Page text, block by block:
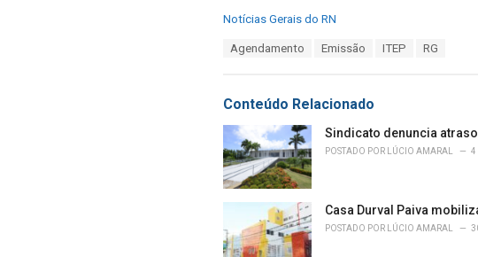
C
o
r
i
e
s
:
Notícias Gerais do RN
:
Agendamento Emissão ITEP RG
Conteúdo Relacionado
Sindicato denuncia
POSTADO POR LÚCIO AMARAL 4
Casa Durval Paiva
POSTADO POR LÚCIO AMARAL